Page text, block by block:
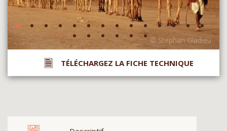
TÉLÉCHARGEZ LA FICHE TECHNIQUE